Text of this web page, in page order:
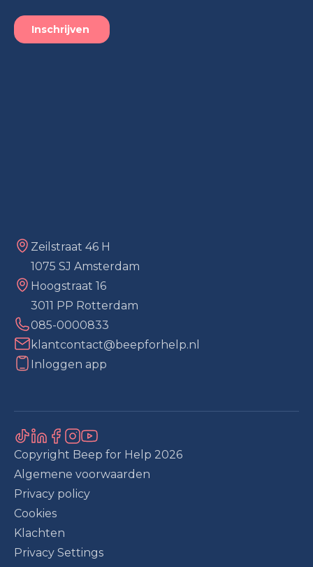
Zeilstraat 46 H
1075 SJ Amsterdam
Hoogstraat 16
3011 PP Rotterdam
085-0000833
klantcontact@beepforhelp.nl
Inloggen app
Copyright Beep for Help 2026
Algemene voorwaarden
Privacy policy
Cookies
Klachten
Privacy Settings